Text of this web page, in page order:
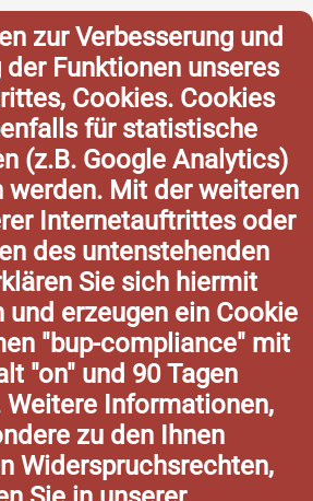
zur Verbesserung und
Funktionen unseres
Cookies. Cookies
für statistische
(z.B. Google Analytics)
werden. Mit der weiteren
Internetauftrittes oder
des untenstehenden
Sie sich hiermit
und erzeugen ein Cookie
"bup-compliance" mit
"on" und 90 Tagen
Informationen,
zu den Ihnen
Widerspruchsrechten,